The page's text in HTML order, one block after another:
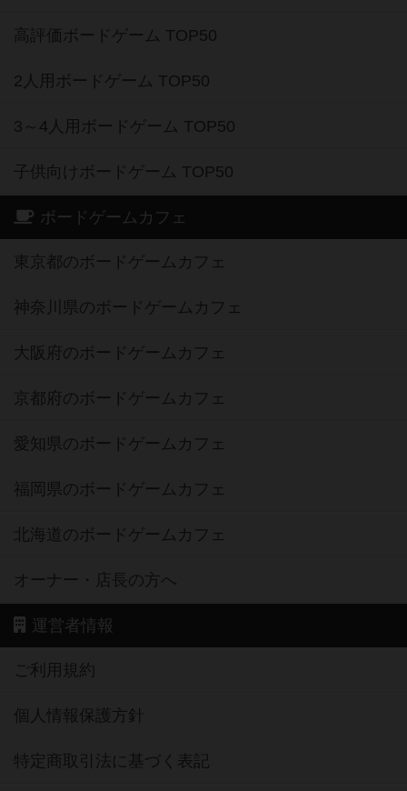
高評価ボードゲーム TOP50
2人用ボードゲーム TOP50
3～4人用ボードゲーム TOP50
子供向けボードゲーム TOP50
ボードゲームカフェ
東京都のボードゲームカフェ
神奈川県のボードゲームカフェ
大阪府のボードゲームカフェ
京都府のボードゲームカフェ
愛知県のボードゲームカフェ
福岡県のボードゲームカフェ
北海道のボードゲームカフェ
オーナー・店長の方へ
運営者情報
ご利用規約
個人情報保護方針
特定商取引法に基づく表記